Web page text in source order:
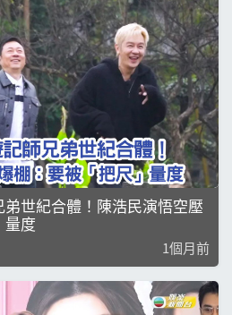
弟世紀合體！陳浩民演悟空壓
量度
1個月前